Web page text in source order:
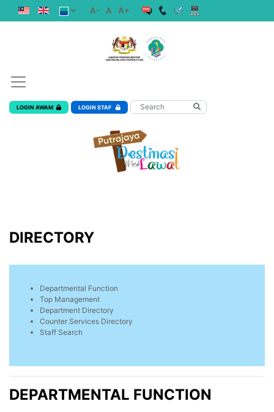
A- A A+
LOGIN AWAM LOGIN STAF
DIRECTORY
Departmental Function
Top Management
Department Directory
Counter Services Directory
Staff Search
DEPARTMENTAL FUNCTION